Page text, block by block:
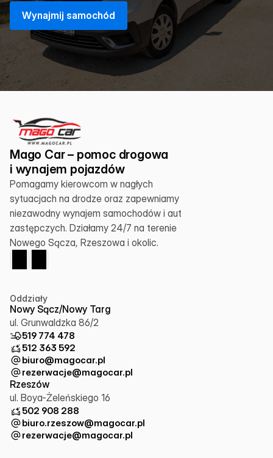
Wynajmij samochód
Mago Car – pomoc drogowa
i wynajem pojazdów
Pomagamy kierowcom w nagłych
sytuacjach na drodze oraz zapewniamy
niezawodny wynajem samochodów i aut
zastępczych. Działamy 24/7 na terenie
Nowego Sącza, Rzeszowa i okolic.
Oddziały
Nowy Sącz/Nowy Targ
ul. Grunwaldzka 86/2
519 774 478
512 363 592
biuro@magocar.pl
rezerwacje@magocar.pl
Rzeszów
ul. Boya-Żeleńskiego 16
502 908 288
biuro.rzeszow@magocar.pl
rezerwacje@magocar.pl